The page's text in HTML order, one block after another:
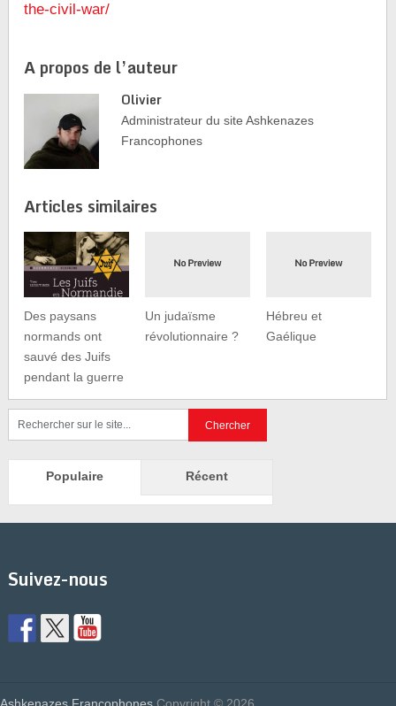
the-civil-war/
A propos de l’auteur
Olivier
Administrateur du site Ashkenazes
Francophones
Articles similaires
Des paysans
normands ont
sauvé des Juifs
pendant la guerre
Un judaïsme
révolutionnaire ?
Hébreu et
Gaélique
Populaire Récent
Suivez-nous